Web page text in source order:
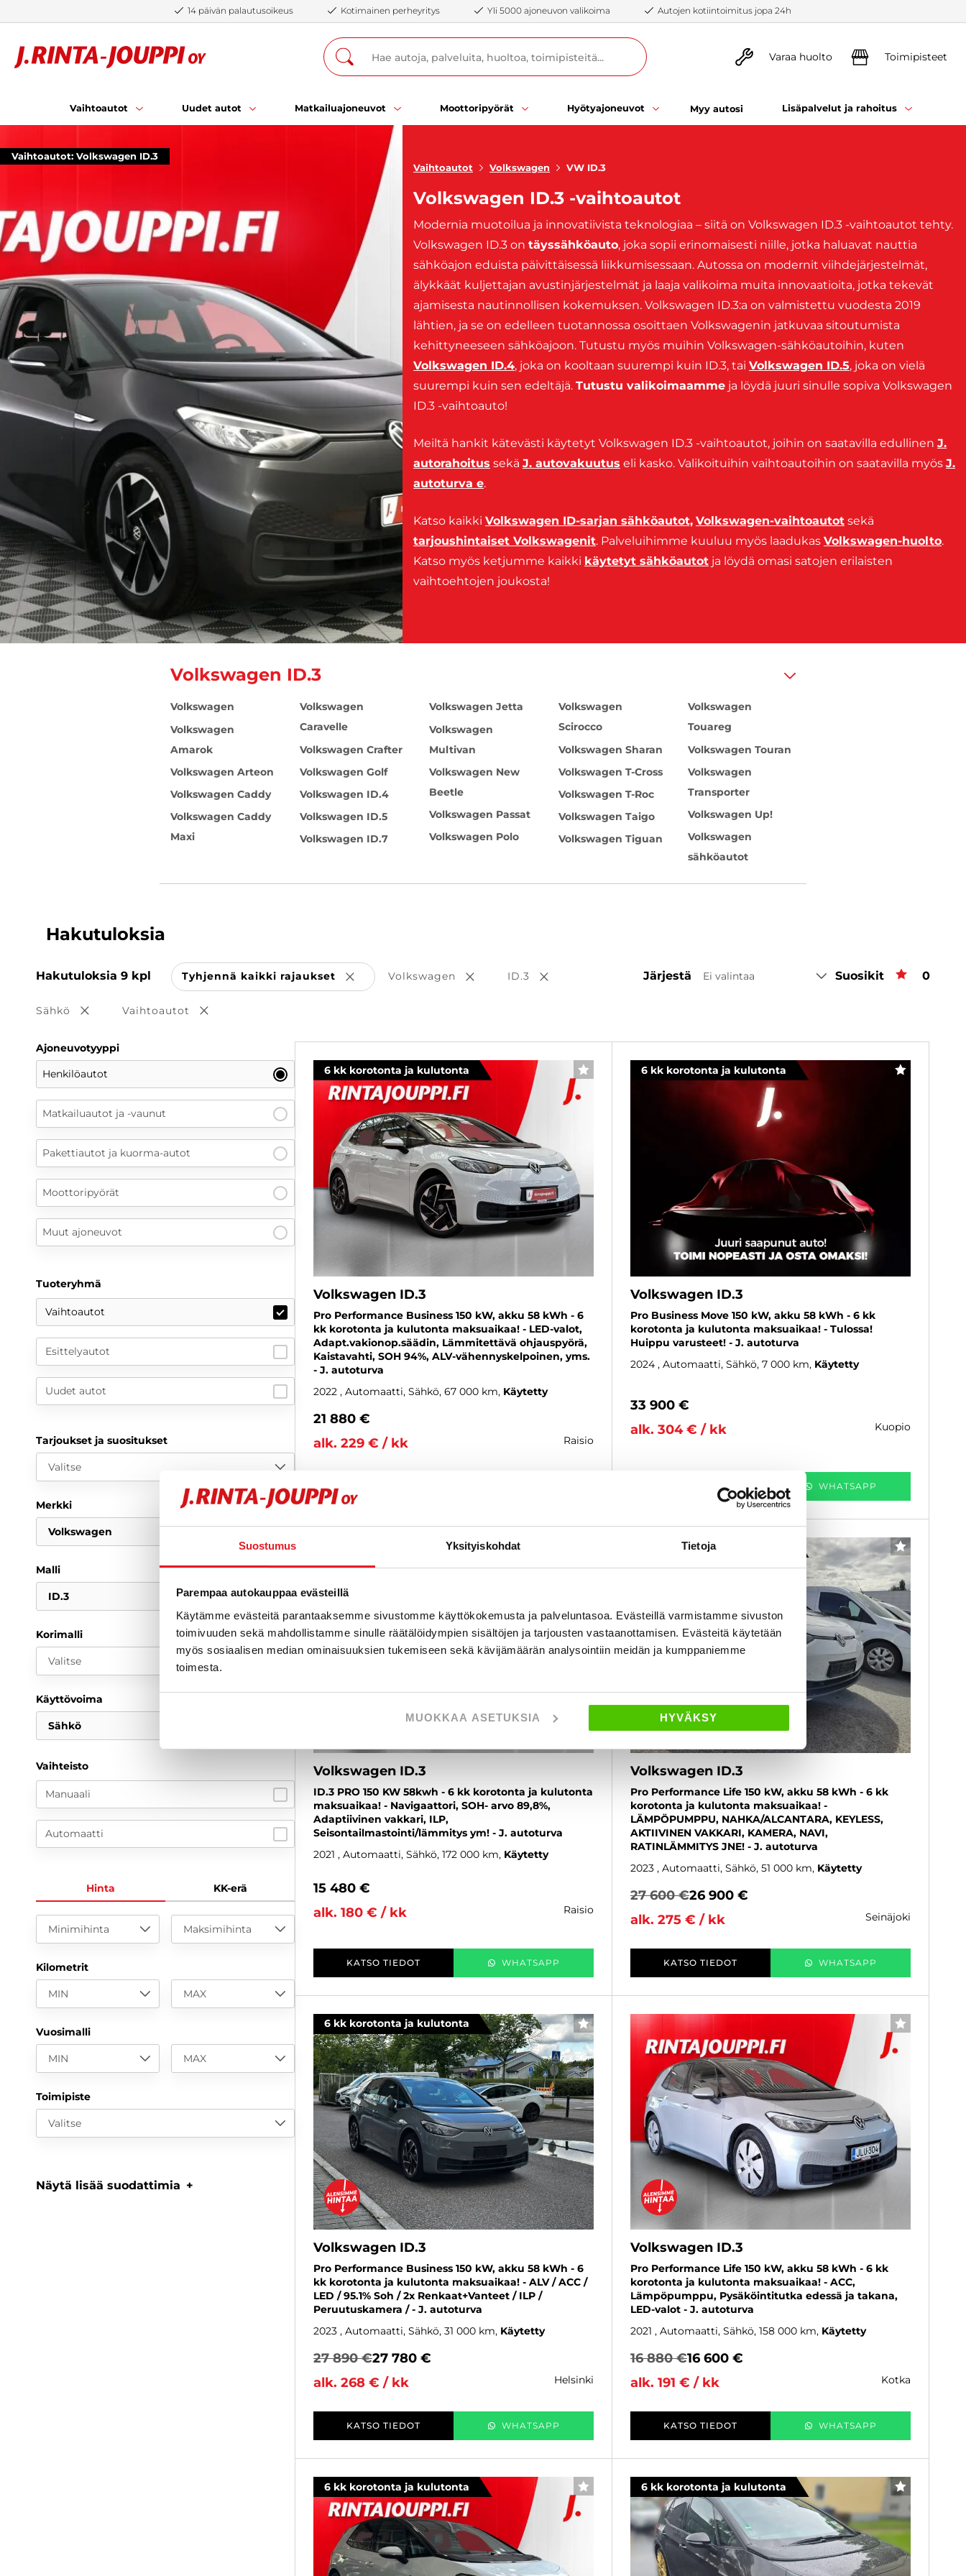
Suostumus Yksityiskohdat Tietoja
Parempaa autokauppaa evästeillä
Käytämme evästeitä parantaaksemme sivustomme käyttökokemusta ja palveluntasoa. Evästeillä varmistamme sivuston
toimivuuden sekä mahdollistamme sinulle räätälöidympien sisältöjen ja tarjousten vastaanottamisen. Evästeitä käytetään
myös sosiaalisen median ominaisuuksien tukemiseen sekä kävijämäärän analysointiin meidän ja kumppaniemme
toimesta.
MUOKKAA ASETUKSIA HYVÄKSY
14 päivän palautusoikeus Kotimainen perheyritys Yli 5000 ajoneuvon valikoima Autojen kotiintoimitus jopa 24h
Varaa huolto Toimipisteet
Vaihtoautot Uudet autot Matkailuajoneuvot Moottoripyörät Hyötyajoneuvot Myy autosi Lisäpalvelut ja rahoitus
Vaihtoautot: Volkswagen ID.3
Vaihtoautot
Volkswagen VW ID.3
Volkswagen ID.3 -vaihtoautot
Modernia muotoilua ja innovatiivista teknologiaa – siitä on Volkswagen ID.3 -vaihtoautot tehty.
Volkswagen ID.3 on täyssähköauto, joka sopii erinomaisesti niille, jotka haluavat nauttia
sähköajon eduista päivittäisessä liikkumisessaan. Autossa on modernit viihdejärjestelmät,
älykkäät kuljettajan avustinjärjestelmät ja laaja valikoima muita innovaatioita, jotka tekevät
ajamisesta nautinnollisen kokemuksen. Volkswagen ID.3:a on valmistettu vuodesta 2019
lähtien, ja se on edelleen tuotannossa osoittaen Volkswagenin jatkuvaa sitoutumista
kehittyneeseen sähköajoon. Tutustu myös muihin Volkswagen-sähköautoihin, kuten
Volkswagen ID.4, joka on kooltaan suurempi kuin ID.3, tai Volkswagen ID.5, joka on vielä
suurempi kuin sen edeltäjä. Tutustu valikoimaamme ja löydä juuri sinulle sopiva Volkswagen
ID.3 -vaihtoauto!
Meiltä hankit kätevästi käytetyt Volkswagen ID.3 -vaihtoautot, joihin on saatavilla edullinen J.
autorahoitus sekä J. autovakuutus eli kasko. Valikoituihin vaihtoautoihin on saatavilla myös J.
autoturva e.
Katso kaikki Volkswagen ID-sarjan sähköautot, Volkswagen-vaihtoautot sekä
tarjoushintaiset Volkswagenit. Palveluihimme kuuluu myös laadukas Volkswagen-huolto.
Katso myös ketjumme kaikki käytetyt sähköautot ja löydä omasi satojen erilaisten
vaihtoehtojen joukosta!
Volkswagen ID.3
Volkswagen
Volkswagen
Amarok
Volkswagen Arteon
Volkswagen Caddy
Volkswagen Caddy
Maxi
Volkswagen
Caravelle
Volkswagen Crafter
Volkswagen Golf
Volkswagen ID.4
Volkswagen ID.5
Volkswagen ID.7
Volkswagen Jetta
Volkswagen
Multivan
Volkswagen New
Beetle
Volkswagen Passat
Volkswagen Polo
Volkswagen
Scirocco
Volkswagen Sharan
Volkswagen T-Cross
Volkswagen T-Roc
Volkswagen Taigo
Volkswagen Tiguan
Volkswagen
Touareg
Volkswagen Touran
Volkswagen
Transporter
Volkswagen Up!
Volkswagen
sähköautot
Hakutuloksia
Hakutuloksia 9 kpl Tyhjennä kaikki rajaukset Poista valinta
Volkswagen Poista valinta
ID.3 Poista valinta
Sähkö Poista valinta
Vaihtoautot Poista valinta
Järjestä Ei valintaa Suosikit 0
Ajoneuvotyyppi
Henkilöautot
Matkailuautot ja -vaunut
Pakettiautot ja kuorma-autot
Moottoripyörät
Muut ajoneuvot
Tuoteryhmä
Vaihtoautot
Esittelyautot
Uudet autot
Tarjoukset ja suositukset
Valitse
Merkki
Volkswagen
Malli
ID.3
Korimalli
Valitse
Käyttövoima
Sähkö
Vaihteisto
Manuaali
Automaatti
Hinta KK-erä
Minimihinta Maksimihinta
Kilometrit
MIN MAX
Vuosimalli
MIN MAX
Toimipiste
Valitse
Näytä lisää suodattimia
6 kk korotonta ja kulutonta SUOSIKKI
Volkswagen ID.3
Pro Performance Business 150 kW, akku 58 kWh - 6
kk korotonta ja kulutonta maksuaikaa! - LED-valot,
Adapt.vakionop.säädin, Lämmitettävä ohjauspyörä,
Kaistavahti, SOH 94%, ALV-vähennyskelpoinen, yms.
- J. autoturva
2022 , Automaatti, Sähkö, 67 000 km Käytetty
21 880 €
alk. 229 € / kk
raisio
6 kk korotonta ja kulutonta SUOSIKKI
Volkswagen ID.3
Pro Business Move 150 kW, akku 58 kWh - 6 kk
korotonta ja kulutonta maksuaikaa! - Tulossa!
Huippu varusteet! - J. autoturva
2024 , Automaatti, Sähkö, 7 000 km Käytetty
33 900 €
alk. 304 € / kk
kuopio
KATSO TIEDOT WHATSAPP
6 kk korotonta ja kulutonta
Volkswagen ID.3
ID.3 PRO 150 KW 58kwh - 6 kk korotonta ja kulutonta
maksuaikaa! - Navigaattori, SOH- arvo 89,8%,
Adaptiivinen vakkari, ILP,
Seisontailmastointi/lämmitys ym! - J. autoturva
2021 , Automaatti, Sähkö, 172 000 km Käytetty
15 480 €
alk. 180 € / kk
raisio
KATSO TIEDOT WHATSAPP
6 kk korotonta ja kulutonta SUOSIKKI
Volkswagen ID.3
Pro Performance Life 150 kW, akku 58 kWh - 6 kk
korotonta ja kulutonta maksuaikaa! -
LÄMPÖPUMPPU, NAHKA/ALCANTARA, KEYLESS,
AKTIIVINEN VAKKARI, KAMERA, NAVI,
RATINLÄMMITYS JNE! - J. autoturva
2023 , Automaatti, Sähkö, 51 000 km Käytetty
27 600 €26 900 €
alk. 275 € / kk
seinäjoki
KATSO TIEDOT WHATSAPP
6 kk korotonta ja kulutonta SUOSIKKI
Volkswagen ID.3
Pro Performance Business 150 kW, akku 58 kWh - 6
kk korotonta ja kulutonta maksuaikaa! - ALV / ACC /
LED / 95.1% Soh / 2x Renkaat+Vanteet / ILP /
Peruutuskamera / - J. autoturva
2023 , Automaatti, Sähkö, 31 000 km Käytetty
27 890 €27 780 €
alk. 268 € / kk
helsinki
KATSO TIEDOT WHATSAPP
SUOSIKKI
Volkswagen ID.3
Pro Performance Life 150 kW, akku 58 kWh - 6 kk
korotonta ja kulutonta maksuaikaa! - ACC,
Lämpöpumppu, Pysäköintitutka edessä ja takana,
LED-valot - J. autoturva
2021 , Automaatti, Sähkö, 158 000 km Käytetty
16 880 €16 600 €
alk. 191 € / kk
kotka
KATSO TIEDOT WHATSAPP
6 kk korotonta ja kulutonta SUOSIKKI 6 kk korotonta ja kulutonta SUOSIKKI